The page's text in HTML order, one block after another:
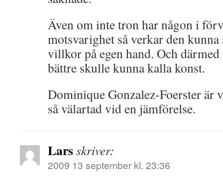
Även om inte tron har någon i
motsvarighet så verkar den
villkor på egen hand. Och
bättre skulle kunna kalla konst.
Dominique Gonzalez-Foerster är
så välartad vid en jämförelse.
Larsskriver:
2009 13 september kl. 23:36